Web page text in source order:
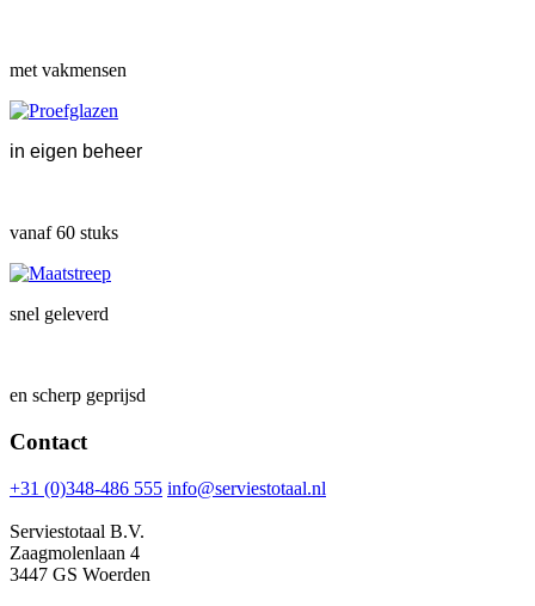
met vakmensen
in eigen beheer
vanaf 60 stuks
snel geleverd
en scherp geprijsd
Contact
+31 (0)348-486 555 info@serviestotaal.nl
Serviestotaal B.V.
Zaagmolenlaan 4
3447 GS Woerden